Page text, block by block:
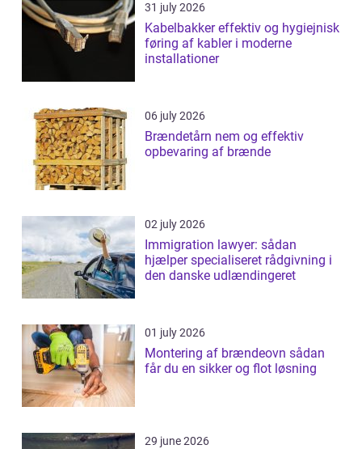
31 july 2026
Kabelbakker effektiv og hygiejnisk
føring af kabler i moderne
installationer
06 july 2026
Brændetårn nem og effektiv
opbevaring af brænde
02 july 2026
Immigration lawyer: sådan
hjælper specialiseret rådgivning i
den danske udlændingeret
01 july 2026
Montering af brændeovn sådan
får du en sikker og flot løsning
29 june 2026